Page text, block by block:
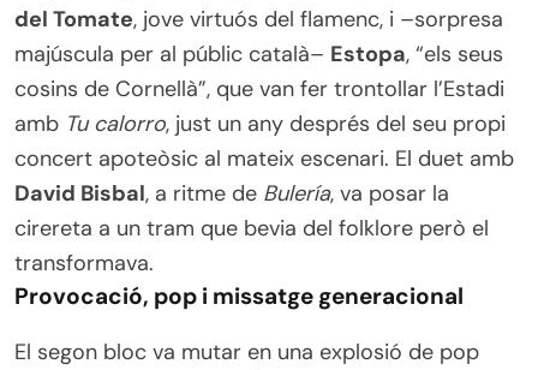
del Tomate, jove virtuós del flamenc, i –sorpresa
majúscula per al públic català– Estopa, “els seus
cosins de Cornellà”, que van fer trontollar l’Estadi
amb Tu calorro, just un any després del seu propi
concert apoteòsic al mateix escenari. El duet amb
David Bisbal, a ritme de Bulería, va posar la
cirereta a un tram que bevia del folklore però el
transformava.
Provocació, pop i missatge generacional
El segon bloc va mutar en una explosió de pop